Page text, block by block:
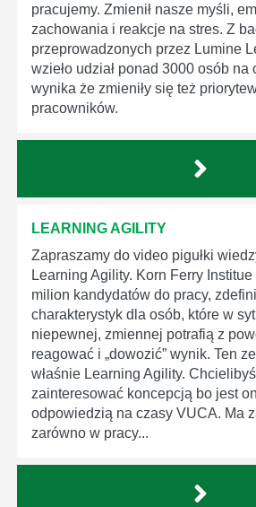
pracujemy. Zmienił nasze myśli,
zachowania i reakcje na stres. Z
przeprowadzonych przez Lumine
wzieło udział ponad 3000 osób na
wynika że zmieniły się też
pracowników.
LEARNING AGILITY
Zapraszamy do video pigułki
Learning Agility. Korn Ferry
milion kandydatów do pracy,
charakterystyk dla osób, które w
niepewnej, zmiennej potrafią z
reagować i „dowozić” wynik. Ten
właśnie Learning Agility.
zainteresować koncepcją bo jest
odpowiedzią na czasy VUCA. Ma
zarówno w pracy...